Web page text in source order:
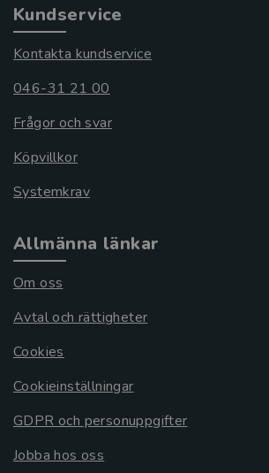
Kundservice
Kontakta kundservice
046-31 21 00
Frågor och svar
Köpvillkor
Systemkrav
Allmänna länkar
Om oss
Avtal och rättigheter
Cookies
Cookieinställningar
GDPR och personuppgifter
Jobba hos oss